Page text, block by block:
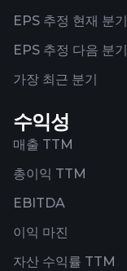
EPS 추정 현재 분기
EPS 추정 다음 분기
가장 최근 분기
수익성
매출 TTM
총이익 TTM
EBITDA
이익 마진
자산 수익률 TTM